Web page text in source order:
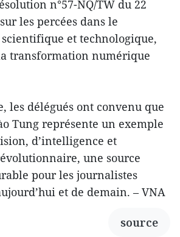
n°57-NQ/TW du 22
les percées dans le
et technologique,
transformation numérique
les délégués ont convenu que
Tung représente un exemple
d’intelligence et
une source
pour les journalistes
et de demain. – VNA
source